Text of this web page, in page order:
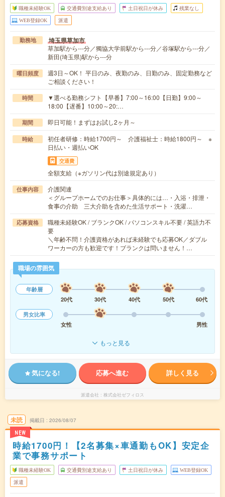
職種未経験OK 交通費別途支給あり 土日祝日が休み 残業なし
WEB登録OK 派遣
勤務地 埼玉県草加市
草加駅から---分／獨協大学前駅から---分／谷塚駅から---分／
新田(埼玉県)駅から---分
曜日頻度
週3日～OK！ 平日のみ、夜勤のみ、日勤のみ、固定勤務など
ご相談ください！
時間
▼選べる勤務シフト【早番】7:00～16:00【日勤】9:00～
18:00【遅番】10:00～20:…
期間 即日可能！まずはお試し2ヶ月～
時給
初任者研修：時給1700円～ 介護福祉士：時給1800円～ ※
日払い・週払いOK
交通費
全額支給（※ガソリン代は別途規定あり）
仕事内容
介護関連
＜グループホームでのお仕事＞具体的には…・入浴・排泄・
食事の介助 三大介助を含めた生活サポート・洗濯…
応募資格
職種未経験OK / ブランクOK / パソコンスキル不要 / 英語力不
要
＼年齢不問！介護資格があれば未経験でも応募OK／ダブル
ワーカーの方も歓迎です！ブランクは問いません！…
職場の雰囲気
年齢層
20代
30代 40代 50代
60代
男女比率
女性
男性
もっと見る
気になる! 応募へ進む 詳しく見る
派遣会社 株式会社ゼフィロス
未読
NEW
掲載日 2026/08/07
時給1700円！【2名募集×車通勤もOK】安定企
業で事務サポート
職種未経験OK 交通費別途支給あり 土日祝日が休み WEB登録OK
派遣